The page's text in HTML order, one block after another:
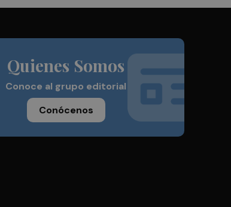
Quienes Somos
Conoce al grupo editorial
Conócenos